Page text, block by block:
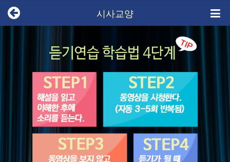
시사교양